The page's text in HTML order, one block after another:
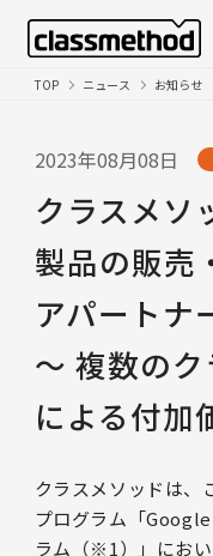
TOP ニュース お知らせ
2023年08月08日
クラスメソ
製品の販売
アパートナ
〜 複数の
による付加
クラスメソッドは、
プログラム「
ラム（※1）」にお